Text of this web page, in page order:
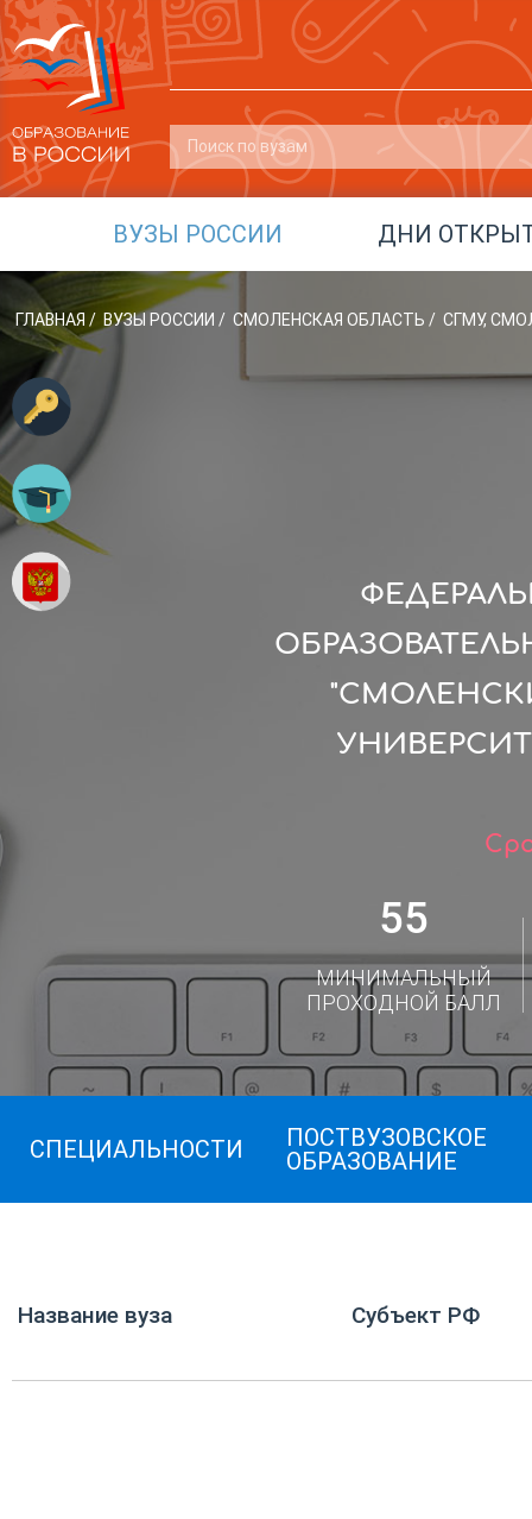
ВУЗЫ РОССИИ ДНИ
ГЛАВНАЯ / ВУЗЫ РОССИИ / СМОЛЕНСКАЯ ОБЛАСТЬ / СГМУ,
55
МИНИМАЛЬНЫЙ
ПРОХОДНОЙ БАЛЛ
СПЕЦИАЛЬНОСТИ
ПОСТВУЗОВСКОЕ
ОБРАЗОВАНИЕ
Название вуза Субъект РФ